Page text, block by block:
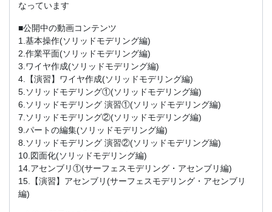
なっています
■公開中の動画コンテンツ
1.基本操作(ソリッドモデリング編)
2.作業平面(ソリッドモデリング編)
3.ワイヤ作成(ソリッドモデリング編)
4.【演習】ワイヤ作成(ソリッドモデリング編)
5.ソリッドモデリング①(ソリッドモデリング編)
6.ソリッドモデリング 演習①(ソリッドモデリング編)
7.ソリッドモデリング②(ソリッドモデリング編)
9.パートの編集(ソリッドモデリング編)
8.ソリッドモデリング 演習②(ソリッドモデリング編)
10.図面化(ソリッドモデリング編)
14.アセンブリ①(サーフェスモデリング・アセンブリ編)
15.【演習】アセンブリ(サーフェスモデリング・アセンブリ
編)